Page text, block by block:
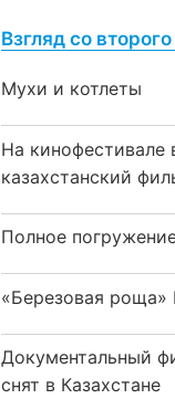
Взгляд со
Мухи и котлеты
На кинофестивале
казахстанский
Полное
«Березовая
Документальный
снят в Казахстане